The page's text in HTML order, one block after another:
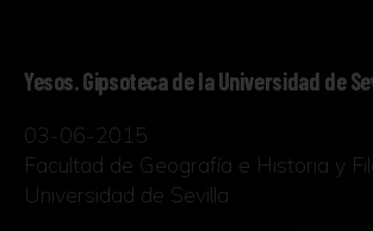
Yesos. Gipsoteca de la Universidad de
03-06-2015
Facultad de Geografía e Historia y
Universidad de Sevilla